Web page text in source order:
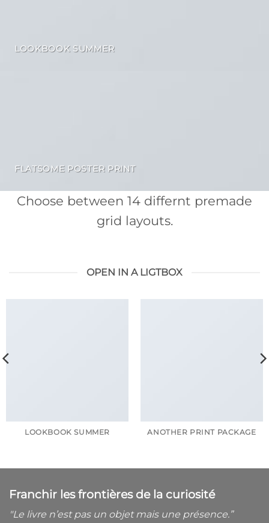
LOOKBOOK SUMMER
FLATSOME POSTER PRINT
Choose between 14 differnt premade
grid layouts.
OPEN IN A LIGTBOX
LOOKBOOK SUMMER ANOTHER PRINT PACKAGE
Franchir les frontières de la curiosité
"Le livre n’estpas un objet mais une présence.”